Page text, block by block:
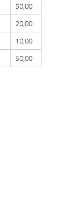
50,00
20,00
10,00
50,00